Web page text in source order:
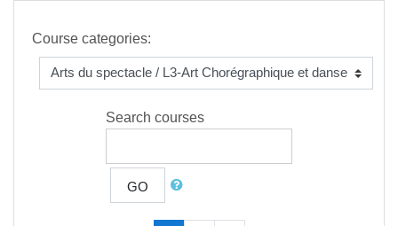
Course categories:
Search courses
GO